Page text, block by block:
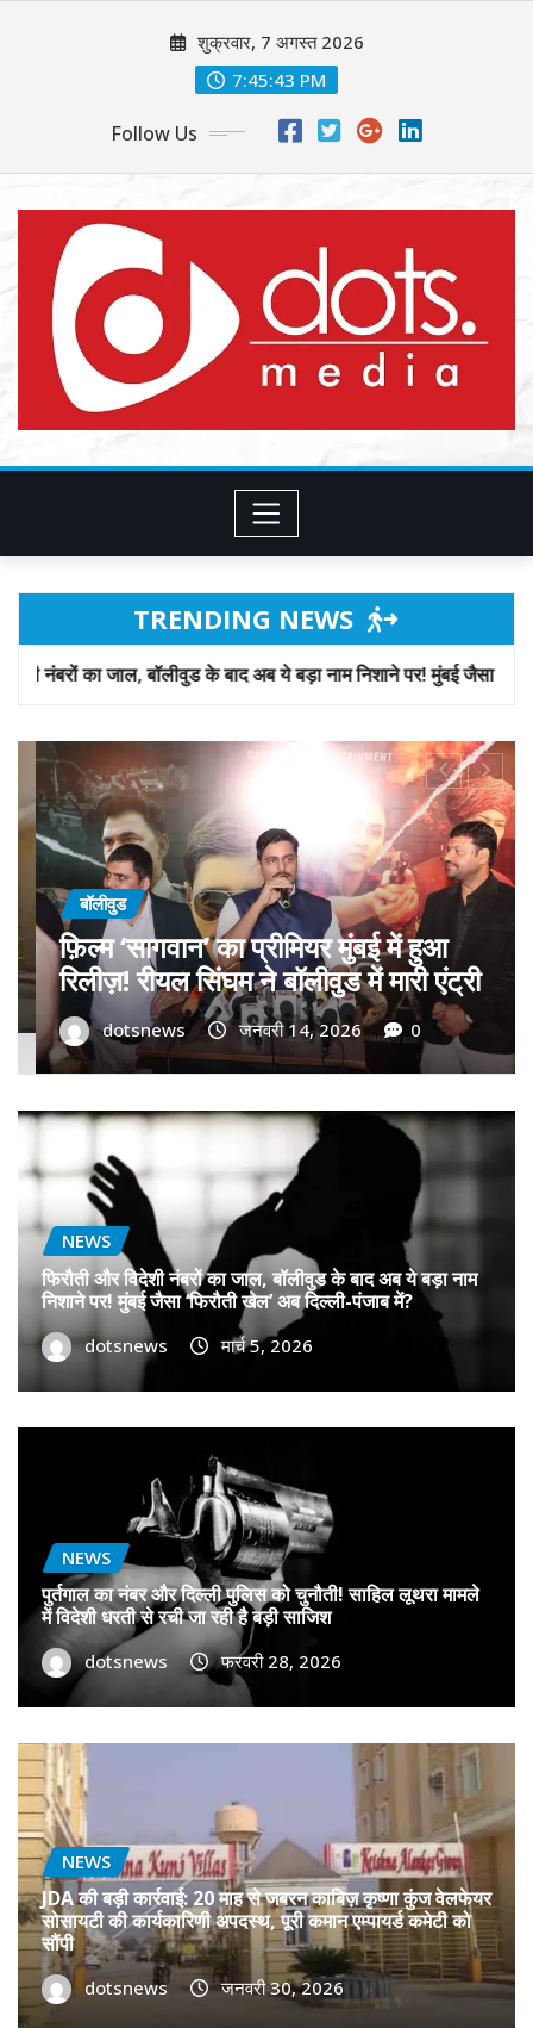
शुक्रवार, 7 अगस्त 2026
7:45:45 PM
Follow Us
TRENDING NEWS
के बाद अब ये बड़ा नाम निशाने पर! मुंबई जैसा ‘फिरौती खेल’ अब दिल्ली-पंजाब
बॉलीवुड
गोवा मुख्यमंत्री डॉ. प्रमोद सावंत का ‘गोदान’
को बड़ा समर्थन; पोस्टर विमोचन कर मथुरा से
फिल्म गोदान की टीम का बढ़ाया मान!
dotsnews जनवरी 9, 2026 0
NEWS
फिरौती और विदेशी नंबरों का जाल, बॉलीवुड के बाद अब ये बड़ा नाम
निशाने पर! मुंबई जैसा ‘फिरौती खेल’ अब दिल्ली-पंजाब में?
dotsnews मार्च 5, 2026
NEWS
पुर्तगाल का नंबर और दिल्ली पुलिस को चुनौती! साहिल लूथरा मामले
में विदेशी धरती से रची जा रही है बड़ी साजिश
dotsnews फरवरी 28, 2026
NEWS
JDA की बड़ी कार्रवाई: 20 माह से जबरन काबिज़ कृष्णा कुंज वेलफेयर
सोसायटी की कार्यकारिणी अपदस्थ, पूरी कमान एम्पायर्ड कमेटी को
सौंपी
dotsnews जनवरी 30, 2026